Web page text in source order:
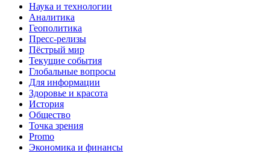
Наука и технологии
Аналитика
Геополитика
Пресс-релизы
Пёстрый мир
Текущие события
Глобальные вопросы
Для информации
Здоровье и красота
История
Общество
Точка зрения
Promo
Экономика и финансы